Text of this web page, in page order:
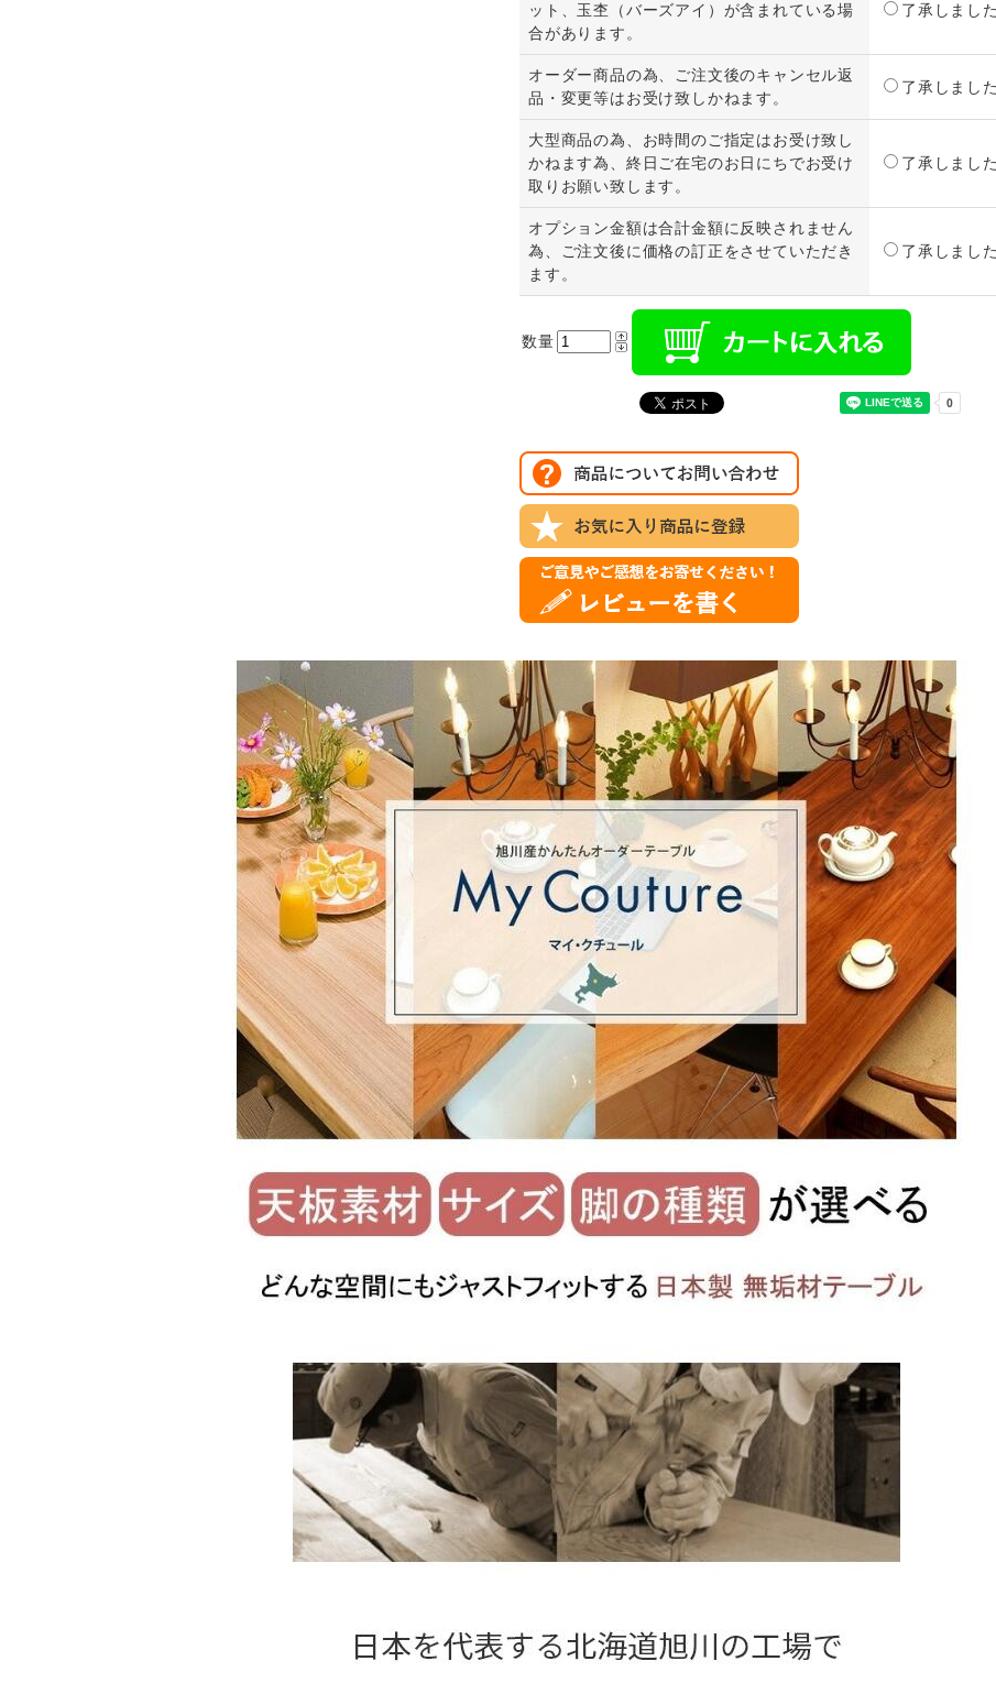
ット、玉杢（バーズアイ）が含まれている場
合があります。
了承しました
オーダー商品の為、ご注文後のキャンセル返
品・変更等はお受け致しかねます。
了承しました
大型商品の為、お時間のご指定はお受け致し
かねます為、終日ご在宅のお日にちでお受け
取りお願い致します。
了承しました
オプション金額は合計金額に反映されません
為、ご注文後に価格の訂正をさせていただき
ます。
了承しました
数量